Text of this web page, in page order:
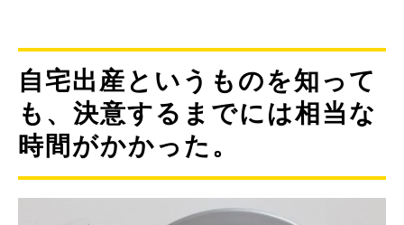
自宅出産というものを知って
も、決意するまでには相当な
時間がかかった。